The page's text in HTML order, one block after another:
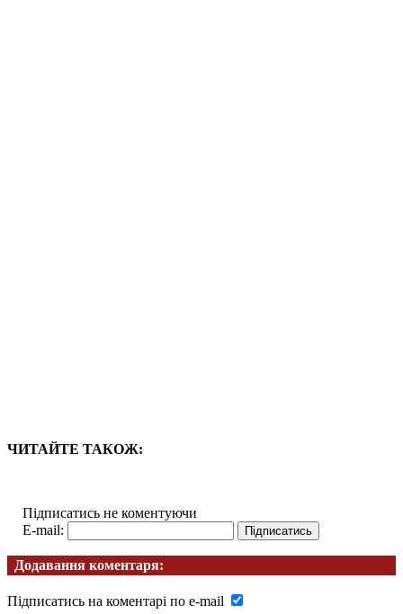
ЧИТАЙТЕ ТАКОЖ:
Підписатись не коментуючи
E-mail:
Додавання коментаря:
Підписатись на коментарі по e-mail